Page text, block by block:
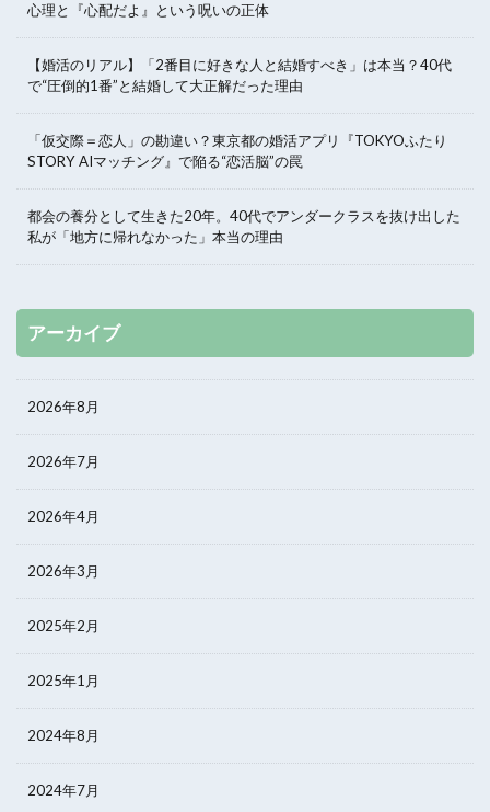
心理と『心配だよ』という呪いの正体
【婚活のリアル】「2番目に好きな人と結婚すべき」は本当？40代
で“圧倒的1番”と結婚して大正解だった理由
「仮交際＝恋人」の勘違い？東京都の婚活アプリ『TOKYOふたり
STORY AIマッチング』で陥る“恋活脳”の罠
都会の養分として生きた20年。40代でアンダークラスを抜け出した
私が「地方に帰れなかった」本当の理由
アーカイブ
2026年8月
2026年7月
2026年4月
2026年3月
2025年2月
2025年1月
2024年8月
2024年7月